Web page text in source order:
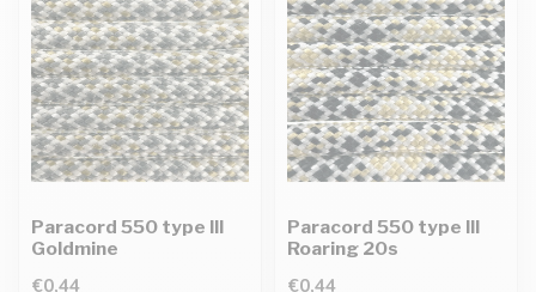
Paracord 550 type III
Goldmine
€0,44
Paracord 550 type III
Roaring 20s
€0,44